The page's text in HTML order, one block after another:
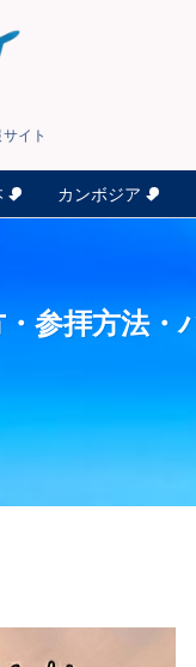
イト
カンボジア
参拝方法